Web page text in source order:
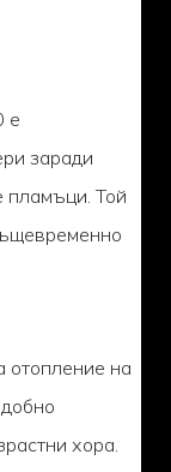
е
заради
пламъци. Той
отопление на
хора.